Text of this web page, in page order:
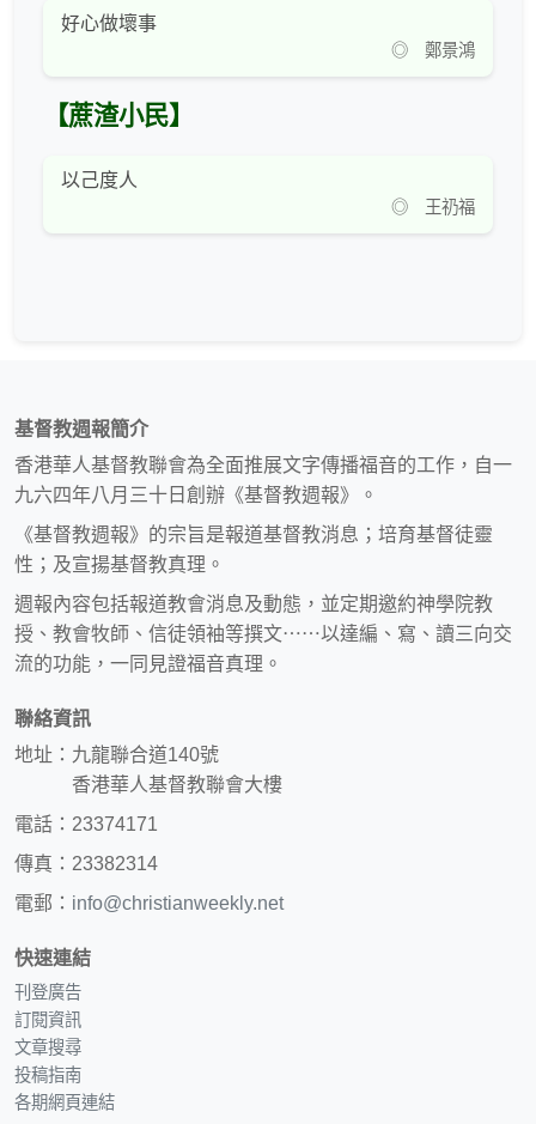
好心做壞事
◎ 鄭景鴻
【蔗渣小民】
以己度人
◎ 王礽福
基督教週報簡介
香港華人基督教聯會為全面推展文字傳播福音的工作，自一
九六四年八月三十日創辦《基督教週報》。
《基督教週報》的宗旨是報道基督教消息；培育基督徒靈
性；及宣揚基督教真理。
週報內容包括報道教會消息及動態，並定期邀約神學院教
授、教會牧師、信徒領袖等撰文⋯⋯以達編、寫、讀三向交
流的功能，一同見證福音真理。
聯絡資訊
地址：九龍聯合道140號
香港華人基督教聯會大樓
電話：23374171
傳真：23382314
電郵： info@christianweekly.net
快速連結
刊登廣告
訂閱資訊
文章搜尋
投稿指南
各期網頁連結